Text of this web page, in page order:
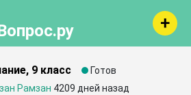
9 класс
Готов
Рамзан 4209 дней назад